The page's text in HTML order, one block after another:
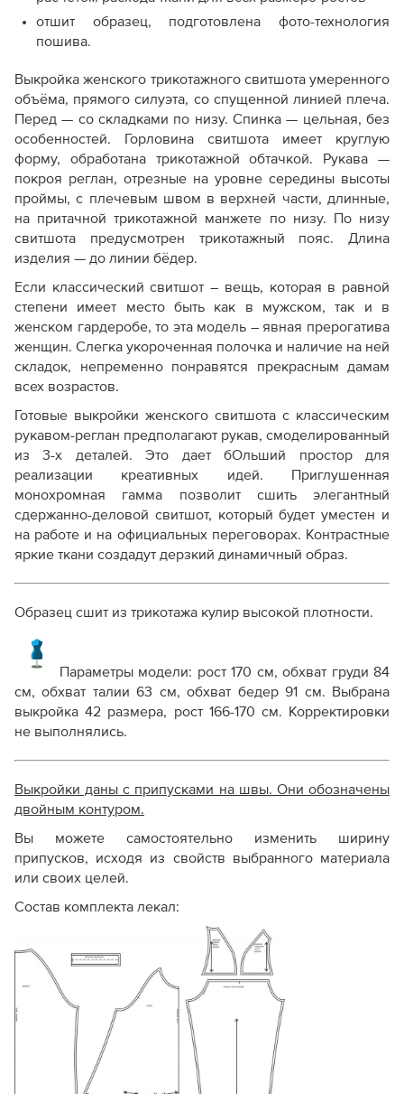
отшит образец, подготовлена фото-технология
пошива.
Выкройка женского трикотажного свитшота умеренного
объёма, прямого силуэта, со спущенной линией плеча.
Перед — со складками по низу. Спинка — цельная, без
особенностей. Горловина свитшота имеет круглую
форму, обработана трикотажной обтачкой. Рукава —
покроя реглан, отрезные на уровне середины высоты
проймы, с плечевым швом в верхней части, длинные,
на притачной трикотажной манжете по низу. По низу
свитшота предусмотрен трикотажный пояс. Длина
изделия — до линии бёдер.
Если классический свитшот – вещь, которая в равной
степени имеет место быть как в мужском, так и в
женском гардеробе, то эта модель – явная прерогатива
женщин. Слегка укороченная полочка и наличие на ней
складок, непременно понравятся прекрасным дамам
всех возрастов.
Готовые выкройки женского свитшота с классическим
рукавом-реглан предполагают рукав, смоделированный
из 3-х деталей. Это дает бОльший простор для
реализации креативных идей. Приглушенная
монохромная гамма позволит сшить элегантный
сдержанно-деловой свитшот, который будет уместен и
на работе и на официальных переговорах. Контрастные
яркие ткани создадут дерзкий динамичный образ.
Образец сшит из трикотажа кулир высокой плотности.
Параметры модели: рост 170 см, обхват груди 84
см, обхват талии 63 см, обхват бедер 91 см. Выбрана
выкройка 42 размера, рост 166-170 см. Корректировки
не выполнялись.
Выкройки даны с припусками на швы. Они обозначены
двойным контуром.
Вы можете самостоятельно изменить ширину
припусков, исходя из свойств выбранного материала
или своих целей.
Состав комплекта лекал: